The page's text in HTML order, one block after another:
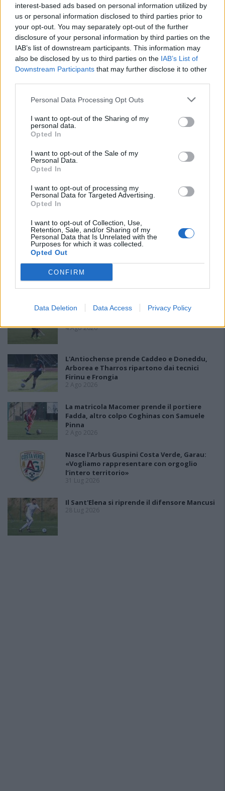
interest-based ads based on personal information utilized by
us or personal information disclosed to third parties prior to
your opt-out. You may separately opt-out of the further
disclosure of your personal information by third parties on the
IAB’s list of downstream participants. This information may
also be disclosed by us to third parties on the IAB’s List of
Downstream Participants that may further disclose it to other
Personal Data Processing Opt Outs
I want to opt-out of the Sharing of my
personal data.
Opted In
I want to opt-out of the Sale of my
Personal Data.
Opted In
I want to opt-out of processing my
Personal Data for Targeted Advertising.
Opted In
I want to opt-out of Collection, Use,
Retention, Sale, and/or Sharing of my
Personal Data that Is Unrelated with the
Purposes for which it was collected.
Opted Out
CONFIRM
Data Deletion Data Access Privacy Policy
Il Buddusò in mani sicure con Mario Fadda, il Monte
Alma riparte da Ivano Falchi
Con l'apertura dei tesseramenti dei calciatori a partire dall'1 luglio,
inizia ufficialmente la stagione 2026-27 e per le squadre di
Macomer
5 Ago 2026
Serra, tripletta Cus Cagliari con Piroddi,
Angiargia e Nenna
5 Ago 2026
Il Coghinas ancora più forte con Sechi e
Scanu, al Macomer arriva Bonfigli
5 Ago 2026
L'Atletico Cagliari di Saba prende Sanna,
4 Ago 2026
L'Antiochense prende Caddeo e Doneddu,
Arborea e Tharros ripartono dai tecnici
Firinu e Frongia
2 Ago 2026
La matricola Macomer prende il portiere
Fadda, altro colpo Coghinas con Samuele
Pinna
2 Ago 2026
Nasce l'Arbus Guspini Costa Verde, Garau:
«Vogliamo rappresentare con orgoglio
l’intero territorio»
31 Lug 2026
Il Sant'Elena si riprende il difensore Mancusi
28 Lug 2026